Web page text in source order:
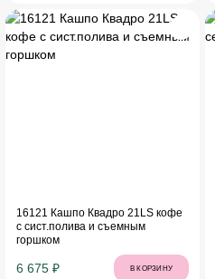
16121 Кашпо Квадро 21LS кофе
с сист.полива и съемным
горшком
6 675 ₽ В КОРЗИНУ